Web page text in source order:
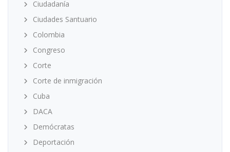
Ciudadanía
Ciudades Santuario
Colombia
Congreso
Corte
Corte de inmigración
Cuba
DACA
Demócratas
Deportación